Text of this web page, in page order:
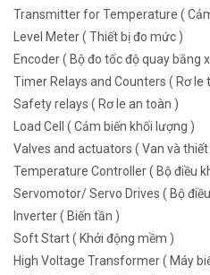
Transmitter for Temperature (
Level Meter ( Thiết bị đo mức )
Encoder ( Bộ đo tốc độ quay bằng
Timer Relays and Counters ( Rơ le
Safety relays ( Rơ le an toàn )
Load Cell ( Cảm biến khối lượng )
Valves and actuators ( Van và
Temperature Controller ( Bộ điều
Servomotor/ Servo Drives ( Bộ
Inverter ( Biến tần )
Soft Start ( Khởi động mềm )
High Voltage Transformer ( Máy